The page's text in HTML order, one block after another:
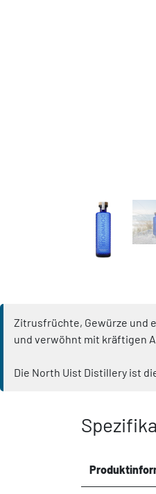
Zitrusfrüchte, Gewürze und
und verwöhnt mit kräftigen
Die North Uist Distillery ist